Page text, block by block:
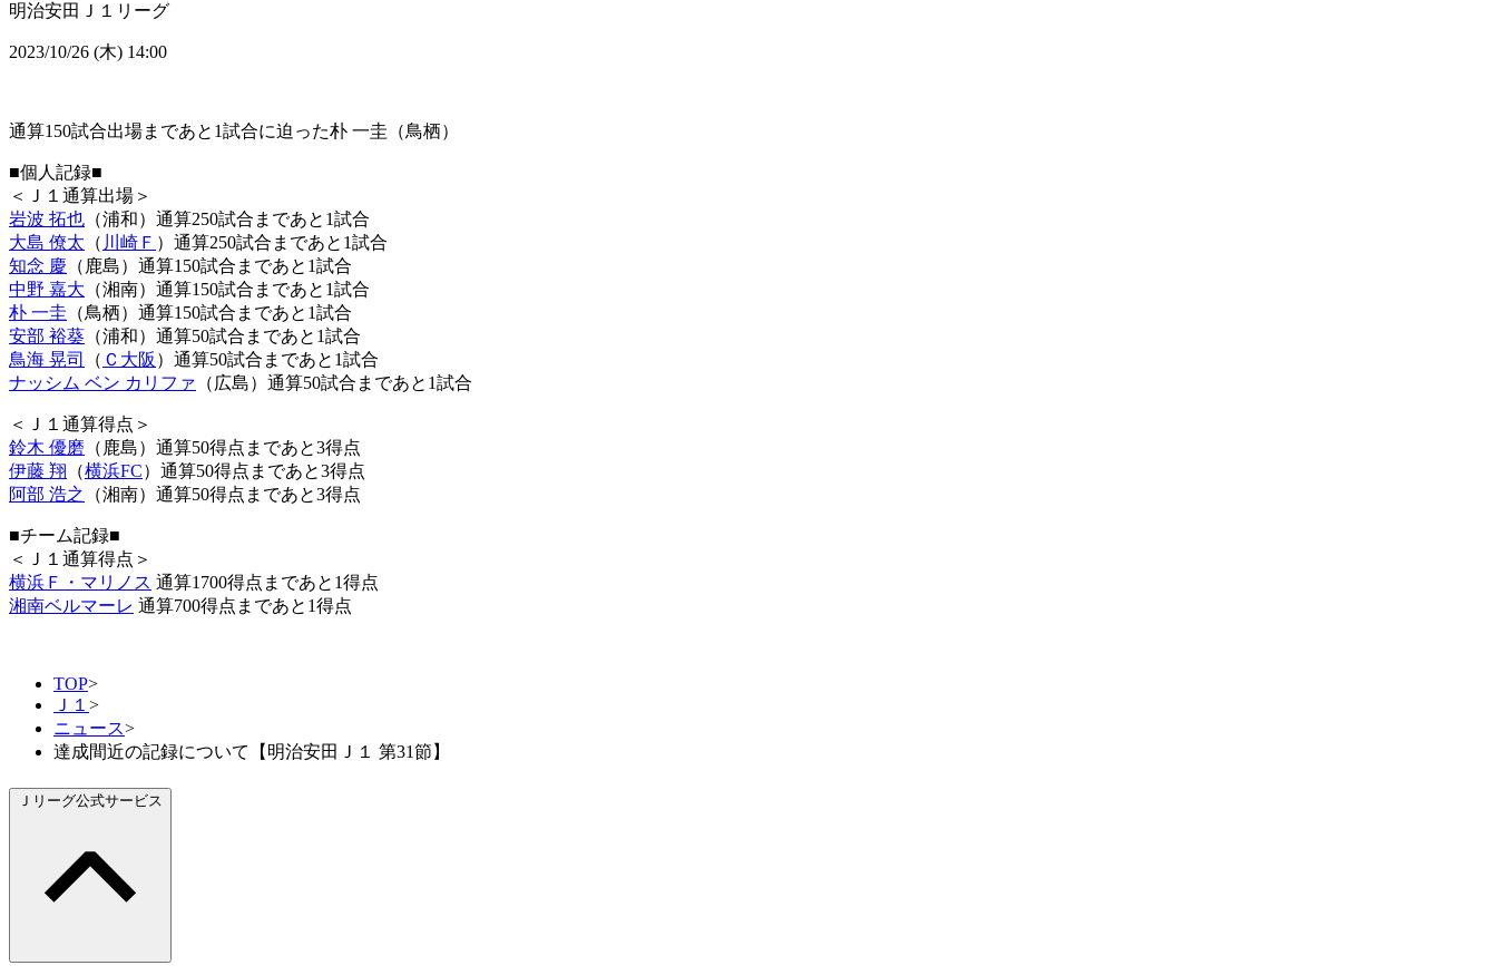
明治安田Ｊ１リーグ
2023/10/26 (木) 14:00
通算150試合出場まであと1試合に迫った朴 一圭（鳥栖）
■個人記録■
＜Ｊ１通算出場＞
岩波 拓也 （浦和）通算250試合まであと1試合
大島 僚太 （ 川崎Ｆ ）通算250試合まであと1試合
知念 慶 （鹿島）通算150試合まであと1試合
中野 嘉大 （湘南）通算150試合まであと1試合
朴 一圭 （鳥栖）通算150試合まであと1試合
安部 裕葵 （浦和）通算50試合まであと1試合
鳥海 晃司
（ Ｃ大阪 ）通算50試合まであと1試合
ナッシム ベン カリファ （広島）通算50試合まであと1試合
＜Ｊ１通算得点＞
鈴木 優磨 （鹿島）通算50得点まであと3得点
伊藤 翔 （横浜FC）通算50得点まであと3得点
阿部 浩之
（湘南）通算50得点まであと3得点
■チーム記録■
＜Ｊ１通算得点＞
横浜Ｆ・マリノス 通算1700得点まであと1得点
湘南ベルマーレ 通算700得点まであと1得点
TOP>
Ｊ１ >
ニュース>
達成間近の記録について【明治安田Ｊ１ 第31節】
Ｊリーグ公式サービス